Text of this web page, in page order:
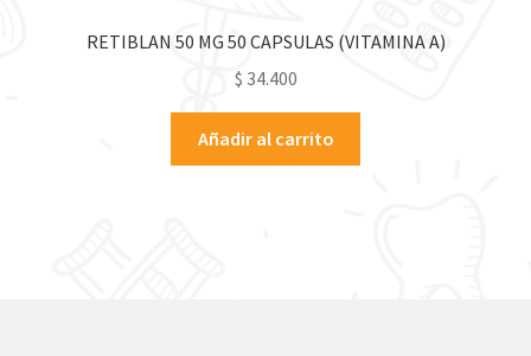
RETIBLAN 50 MG 50 CAPSULAS (VITAMINA A)
$ 34.400
Añadir al carrito